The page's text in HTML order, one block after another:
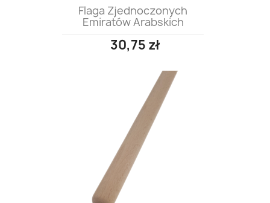
Flaga Zjednoczonych
Emiratów Arabskich
30,75 zł